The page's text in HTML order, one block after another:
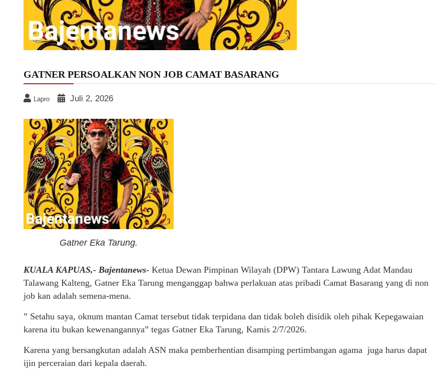
GATNER PERSOALKAN NON JOB CAMAT BASARANG
Lapro Juli 2, 2026
Gatner Eka Tarung.
KUALA KAPUAS,- Bajentanews- Ketua Dewan Pimpinan Wilayah (DPW) Tantara Lawung Adat Mandau
Talawang Kalteng, Gatner Eka Tarung menganggap bahwa perlakuan atas pribadi Camat Basarang yang di non
job kan adalah semena-mena.
” Setahu saya, oknum mantan Camat tersebut tidak terpidana dan tidak boleh disidik oleh pihak Kepegawaian
karena itu bukan kewenangannya” tegas Gatner Eka Tarung, Kamis 2/7/2026.
Karena yang bersangkutan adalah ASN maka pemberhentian disamping pertimbangan agama juga harus dapat
ijin perceraian dari kepala daerah.